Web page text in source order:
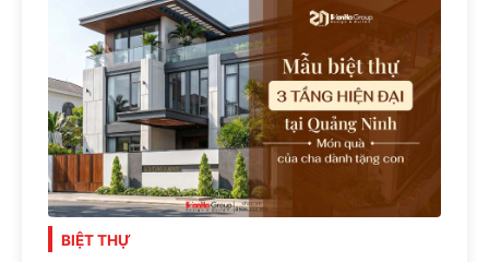
BIỆT THỰ